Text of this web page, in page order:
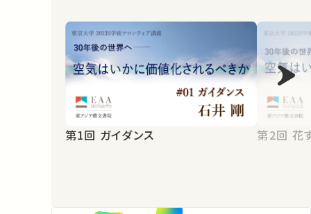
第1回 ガイダンス 第2